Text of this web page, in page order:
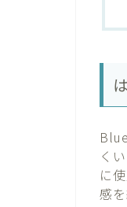
く
に
感